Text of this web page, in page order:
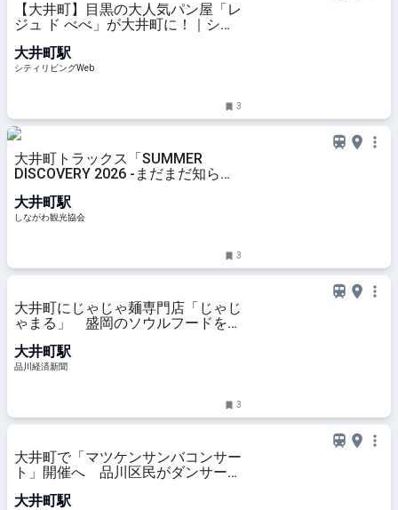
【大井町】目黒の大人気パン屋「レ
ジュ ド べべ」が大井町に！｜シテ
大井町駅
シティリビングWeb
3
大井町トラックス「SUMMER
DISCOVERY 2026 -まだまだ知らな
大井町駅
しながわ観光協会
3
大井町にじゃじゃ麺専門店「じゃじ
ゃまる」 盛岡のソウルフードを用
大井町駅
品川経済新聞
3
大井町で「マツケンサンバコンサー
ト」開催へ 品川区民がダンサー出
大井町駅